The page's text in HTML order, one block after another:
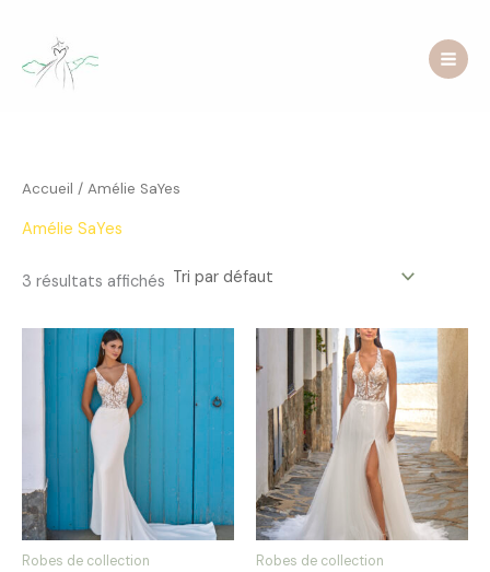
contenu
Accueil / Amélie SaYes
Amélie SaYes
3 résultats affichés
Robes de collection Robes de collection